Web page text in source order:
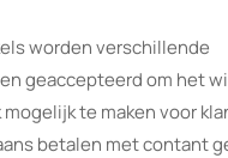
worden verschillende
geaccepteerd om het
mogelijk te maken voor
betalen met contant